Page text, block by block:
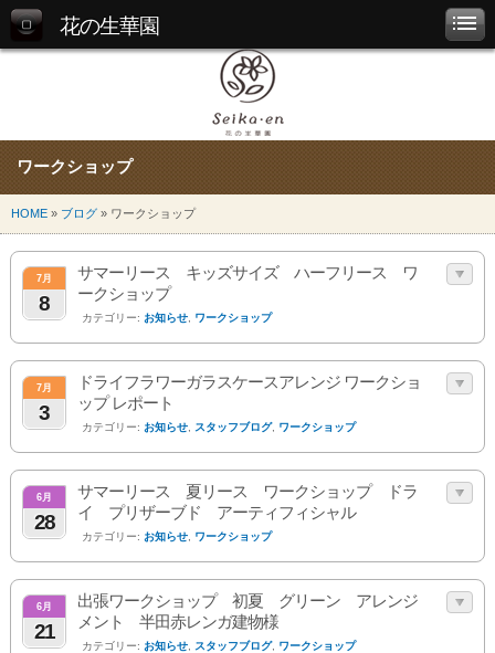
花の生華園
ワークショップ
HOME » ブログ » ワークショップ
7月
8
サマーリース キッズサイズ ハーフリース ワ
ークショップ
カテゴリー: お知らせ ワークショップ
7月
3
ドライフラワーガラスケースアレンジ ワークショ
ップ レポート
カテゴリー: お知らせ スタッフブログ, ワークショップ
6月
28
サマーリース 夏リース ワークショップ ドラ
イ プリザーブド アーティフィシャル
カテゴリー: お知らせ ワークショップ
6月
21
出張ワークショップ 初夏 グリーン アレンジ
メント 半田赤レンガ建物様
カテゴリー: お知らせ スタッフブログ, ワークショップ